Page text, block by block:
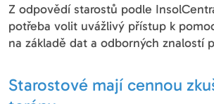
Z odpovědí starostů podle
potřeba volit uvážlivý přístup k
na základě dat a odborných znalostí
Starostové mají cennou